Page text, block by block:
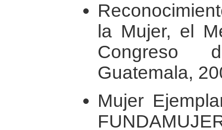
la Mujer, el
Congreso
Guatemala,
Mujer